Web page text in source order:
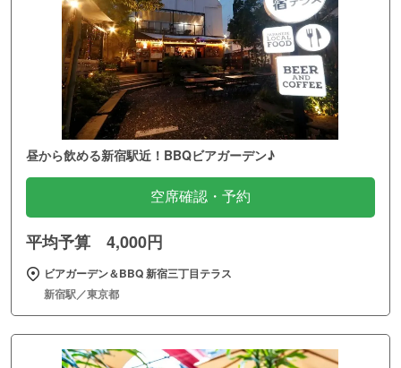
昼から飲める新宿駅近！BBQビアガーデン♪
空席確認・予約
平均予算 4,000円
ビアガーデン＆BBQ 新宿三丁目テラス
新宿駅／東京都